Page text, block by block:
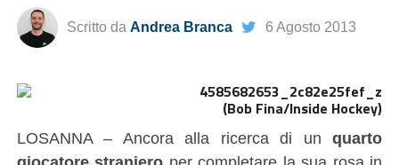
Scritto da Andrea Branca 6 Agosto 2013
(Bob Fina/Inside Hockey)
LOSANNA – Ancora alla ricerca di unquarto